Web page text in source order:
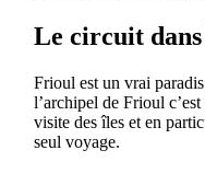
Le circuit
Frioul est un vrai
l’archipel de Frioul
visite des îles et en
seul voyage.